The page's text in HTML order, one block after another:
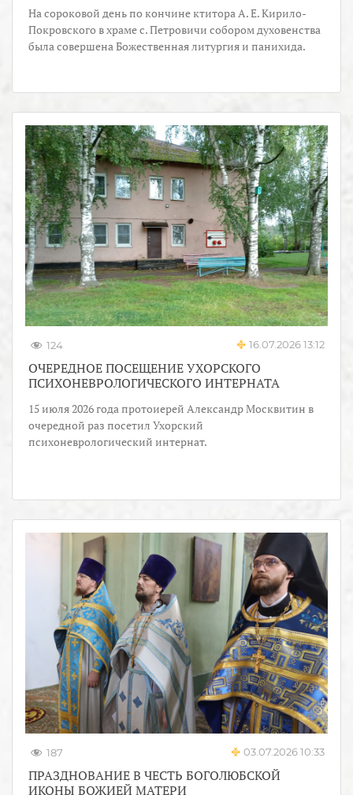
На сороковой день по кончине ктитора А. Е. Кирило-
Покровского в храме с. Петровичи собором духовенства
была совершена Божественная литургия и панихида.
124 16.07.2026 13:12
ОЧЕРЕДНОЕ ПОСЕЩЕНИЕ УХОРСКОГО
ПСИХОНЕВРОЛОГИЧЕСКОГО ИНТЕРНАТА
15 июля 2026 года протоиерей Александр Москвитин в
очередной раз посетил Ухорский
психоневрологический интернат.
187 03.07.2026 10:33
ПРАЗДНОВАНИЕ В ЧЕСТЬ БОГОЛЮБСКОЙ
ИКОНЫ БОЖИЕЙ МАТЕРИ